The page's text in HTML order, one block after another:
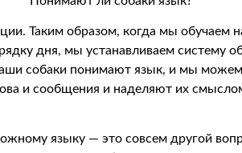
Таким образом, когда мы обучаем
дня, мы устанавливаем систему
собаки понимают язык, и мы
и сообщения и наделяют их
языку — это совсем другой